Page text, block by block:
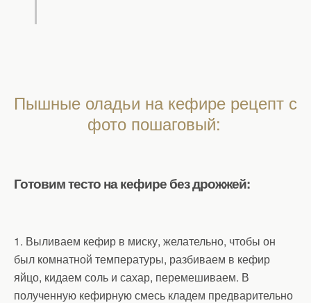
Пышные оладьи на кефире рецепт с
фото пошаговый:
Готовим тесто на кефире без дрожжей:
1. Выливаем кефир в миску, желательно, чтобы он
был комнатной температуры, разбиваем в кефир
яйцо, кидаем соль и сахар, перемешиваем. В
полученную кефирную смесь кладем предварительно